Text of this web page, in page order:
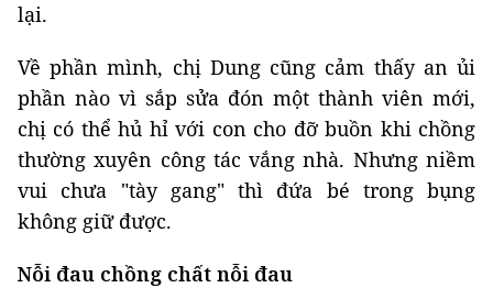
lại.
Về phần mình, chị Dung cũng cảm thấy an ủi
phần nào vì sắp sửa đón một thành viên mới,
chị có thể hủ hỉ với con cho đỡ buồn khi chồng
thường xuyên công tác vắng nhà. Nhưng niềm
vui chưa "tày gang" thì đứa bé trong bụng
không giữ được.
Nỗi đau chồng chất nỗi đau